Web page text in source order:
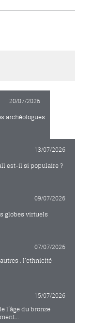
20/07/2026
archéologues
13/07/2026
est-il si populaire ?
09/07/2026
globes virtuels
07/07/2026
: l’ethnicité
15/07/2026
l’âge du bronze